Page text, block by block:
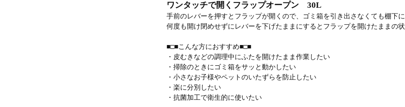
ワンタッチで開くフラップオープン 30L
手前のレバーを押すとフラップが開くので、ゴミ箱を引き出さなくても棚下
何度も開け閉めせずにレバーを下げたままにするとフラップを開けたままの状
■□■こんな方におすすめ■□■
・皮むきなどの調理中にふたを開けたまま作業したい
・掃除のときにゴミ箱をサッと動かしたい
・小さなお子様やペットのいたずらを防止したい
・楽に分別したい
・抗菌加工で衛生的に使いたい